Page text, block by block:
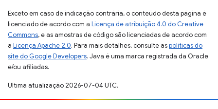
Exceto em caso de indicação contrária, o conteúdo desta página é
licenciado de acordo com a Licença de atribuição 4.0 do Creative
Commons, e as amostras de código são licenciadas de acordo com
a Licença Apache 2.0. Para mais detalhes, consulte aspolíticas do
site do Google Developers. Java é uma marca registrada da Oracle
e/ou afiliadas.
Última atualização 2026-07-04 UTC.